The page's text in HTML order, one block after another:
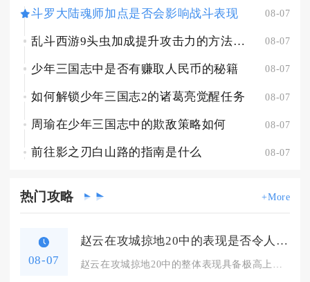
斗罗大陆魂师加点是否会影响战斗表现 08-07
乱斗西游9头虫加成提升攻击力的方法有哪些 08-07
少年三国志中是否有赚取人民币的秘籍 08-07
如何解锁少年三国志2的诸葛亮觉醒任务 08-07
周瑜在少年三国志中的欺敌策略如何 08-07
前往影之刃白山路的指南是什么 08-07
热门攻略 +More
08-07
赵云在攻城掠地20中的表现是否令人惊艳
赵云在攻城掠地20中的整体表现具备极高上限，完成觉醒培养后足...